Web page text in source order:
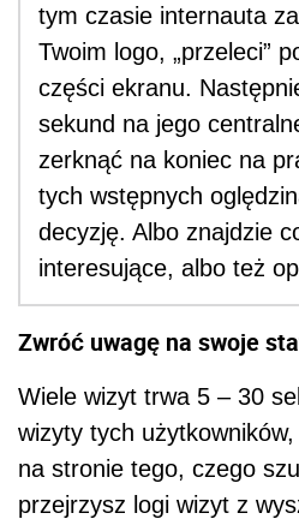
tym czasie internauta
Twoim logo, „przeleci”
części ekranu.
sekund na jego
zerknąć na koniec na
tych wstępnych
decyzję. Albo znajdzie
interesujące, albo też
Zwróć uwagę na swoje
Wiele wizyt trwa 5 – 30
wizyty tych
na stronie tego, czego
przejrzysz logi wizyt z